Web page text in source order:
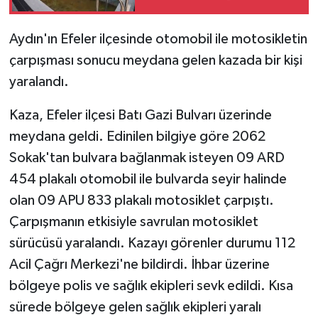
Aydın'ın Efeler ilçesinde otomobil ile motosikletin
çarpışması sonucu meydana gelen kazada bir kişi
yaralandı.
Kaza, Efeler ilçesi Batı Gazi Bulvarı üzerinde
meydana geldi. Edinilen bilgiye göre 2062
Sokak'tan bulvara bağlanmak isteyen 09 ARD
454 plakalı otomobil ile bulvarda seyir halinde
olan 09 APU 833 plakalı motosiklet çarpıştı.
Çarpışmanın etkisiyle savrulan motosiklet
sürücüsü yaralandı. Kazayı görenler durumu 112
Acil Çağrı Merkezi'ne bildirdi. İhbar üzerine
bölgeye polis ve sağlık ekipleri sevk edildi. Kısa
sürede bölgeye gelen sağlık ekipleri yaralı
GENEL
GÜNDEM
Güvenlik
HABERDE İNSAN
İNSAN
İş Dünyası
Jandarma
Kadın